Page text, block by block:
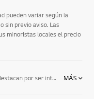
pueden variar según la
sin previo aviso. Las
minoristas locales el precio
LG diseña productos de electrónica que destacan por ser intuitivos, flexibles y energéticamente eficientes, lo que te permitirá trabajar con la mejor eficiencia energética, ser más productivo y reducir el impacto en el medio ambiente. En LG estamos comprometidos a ofrecer productos electrónicos que se adapten mejor a tu estilo de vida y que te mantengan actualizado con los últimos avances tecnológicos. Después de todo, la vida es más sencilla cuando se está preparado. MÁS